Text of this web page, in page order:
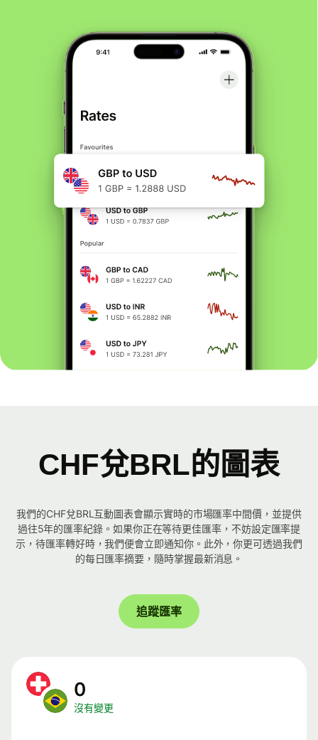
CHF兌BRL的圖表
我們的CHF兌BRL互動圖表會顯示實時的市場匯率中間價，並提供
過往5年的匯率紀錄。如果你正在等待更佳匯率，不妨設定匯率提
示，待匯率轉好時，我們便會立即通知你。此外，你更可透過我們
的每日匯率摘要，隨時掌握最新消息。
追蹤匯率
0
沒有變更